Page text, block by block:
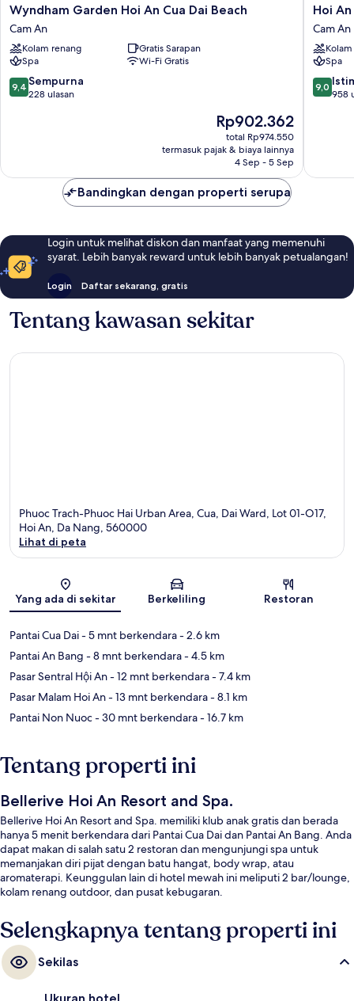
Wyndham
Garden
Hoi
An
Cua
Dai
Beach
Wyndham Garden Hoi An Cua Dai Beach
Cam An
Kolam renang
Gratis Sarapan
Spa
Wi-Fi Gratis
9.4
dari
9,4 Sempurna
228 ulasan
Harga
sekarang
Rp902.362
Rp902.362
total Rp974.550
termasuk pajak & biaya lainnya
4 Sep - 5 Sep
Hoi
An
Beach
Resort
Cam
An
Hoi
Cam An
Spa
9.0
dari
9,0
958
Bandingkan dengan properti serupa
Login untuk melihat diskon dan manfaat yang memenuhi
syarat. Lebih banyak reward untuk lebih banyak petualangan!
Login Daftar sekarang, gratis
Tentang kawasan sekitar
Phuoc Trach-Phuoc Hai Urban Area, Cua, Dai Ward, Lot 01-O17,
Hoi An, Da Nang, 560000
Lihat di peta
Yang ada di sekitar Berkeliling Restoran
Pantai Cua Dai- 5 mnt berkendara- 2.6 km
Pantai An Bang - 8 mnt berkendara- 4.5 km
Pasar Sentral Hội An- 12 mnt berkendara- 7.4 km
Pasar Malam Hoi An- 13 mnt berkendara- 8.1 km
Pantai Non Nuoc- 30 mnt berkendara- 16.7 km
Tentang properti ini
Bellerive Hoi An Resort and Spa.
Bellerive Hoi An Resort and Spa. memiliki klub anak gratis dan berada
hanya 5 menit berkendara dari Pantai Cua Dai dan Pantai An Bang. Anda
dapat makan di salah satu 2 restoran dan mengunjungi spa untuk
memanjakan diri pijat dengan batu hangat, body wrap, atau
aromaterapi. Keunggulan lain di hotel mewah ini meliputi 2 bar/lounge,
kolam renang outdoor, dan pusat kebugaran.
Selengkapnya tentang properti ini
Sekilas